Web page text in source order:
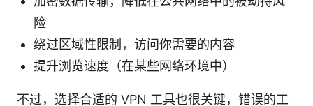
险
绕过区域性限制，访问你需要的内容
提升浏览速度（在某些网络环境中）
不过，选择合适的 VPN 工具也很关键，错误的工